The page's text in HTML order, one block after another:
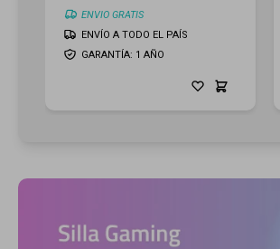
ENVIO GRATIS
GARANTÍA: 1 AÑO
ENVÍO A TODO EL PAÍS